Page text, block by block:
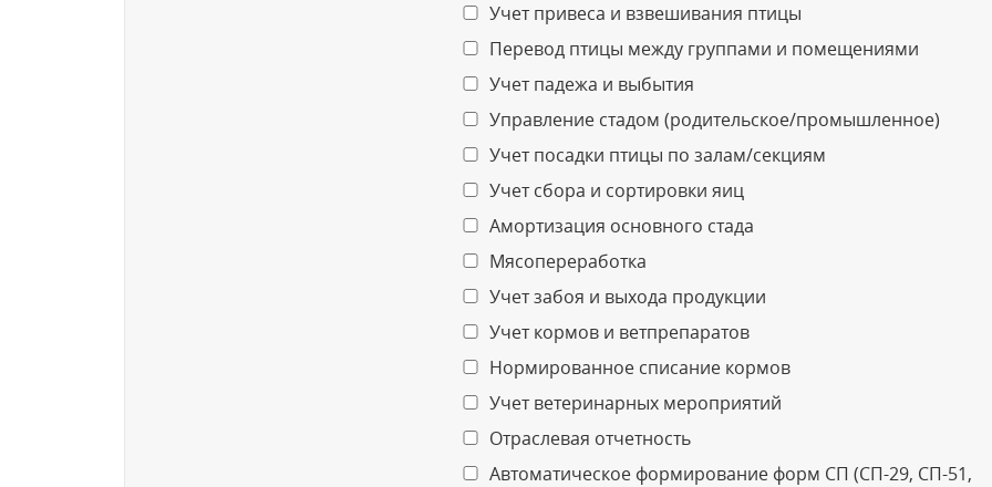
Учет привеса и взвешивания птицы
Перевод птицы между группами и помещениями
Учет падежа и выбытия
Управление стадом (родительское/промышленное)
Учет посадки птицы по залам/секциям
Учет сбора и сортировки яиц
Амортизация основного стада
Мясопереработка
Учет забоя и выхода продукции
Учет кормов и ветпрепаратов
Нормированное списание кормов
Учет ветеринарных мероприятий
Отраслевая отчетность
Автоматическое формирование форм СП (СП-29, СП-51,